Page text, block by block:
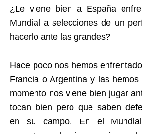
¿Le viene bien a España
Mundial a selecciones de un
hacerlo ante las grandes?
Hace poco nos hemos
Francia o Argentina y las
momento nos viene bien jugar
tocan bien pero que saben
en su campo. En el